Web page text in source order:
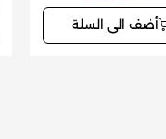
أضف الى السلة